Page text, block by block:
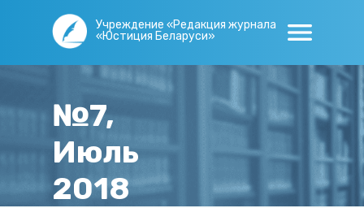
Учреждение «Редакция журнала
«Юстиция Беларуси»
№7,
Июль
2018